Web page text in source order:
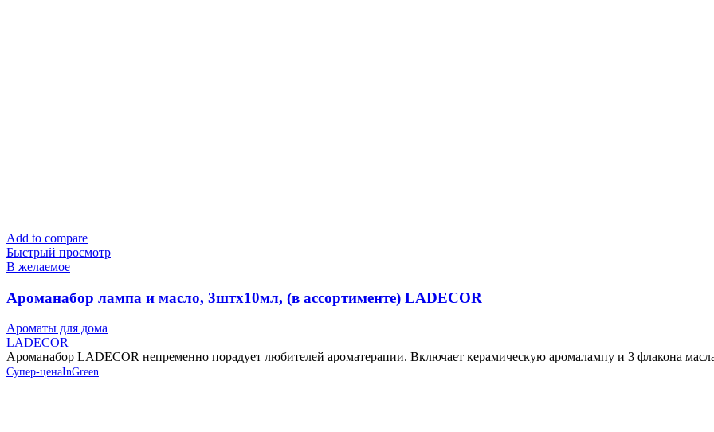
Add to compare
Быстрый просмотр
В желаемое
Ароманабор лампа и масло, 3штx10мл, (в ассортименте) LADECOR
Ароматы для дома
LADECOR
Ароманабор LADECOR непременно порадует любителей ароматерапии. Включает керамическую аромалампу и 3 флакона
Супер-ценаInGreen